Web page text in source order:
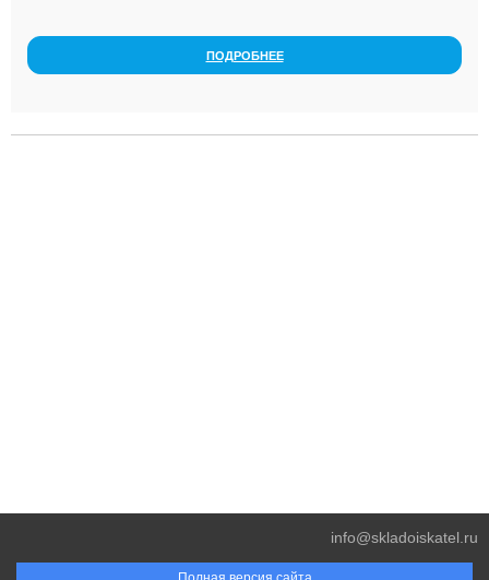
ПОДРОБНЕЕ
info@skladoiskatel.ru